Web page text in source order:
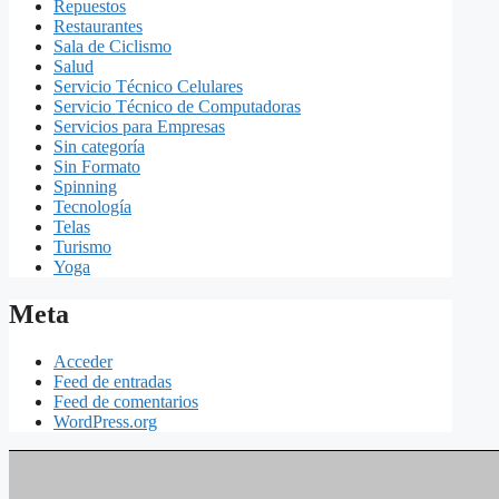
Repuestos
Restaurantes
Sala de Ciclismo
Salud
Servicio Técnico Celulares
Servicio Técnico de Computadoras
Servicios para Empresas
Sin categoría
Sin Formato
Spinning
Tecnología
Telas
Turismo
Yoga
Meta
Acceder
Feed de entradas
Feed de comentarios
WordPress.org